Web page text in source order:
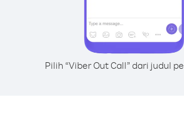
Pilih “Viber Out Call” dari judul